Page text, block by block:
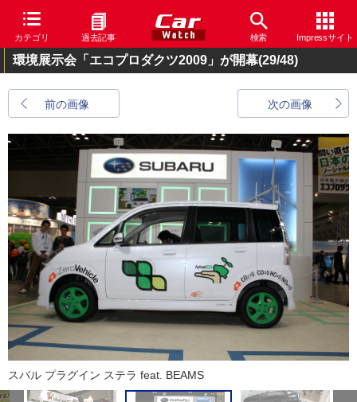
カテゴリ 過去記事 検索 Impressサイト
環境展示会「エコプロダクツ2009」が開幕(29/48)
前の画像 次の画像
スバル プラグイン ステラ feat. BEAMS